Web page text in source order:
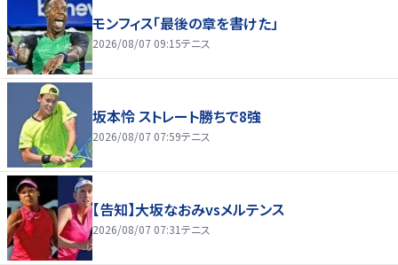
モンフィス「最後の章を書けた」
2026/08/07 09:15テニス
坂本怜 ストレート勝ちで8強
2026/08/07 07:59テニス
【告知】大坂なおみvsメルテンス
2026/08/07 07:31テニス